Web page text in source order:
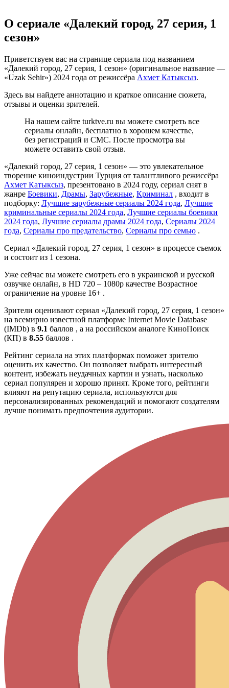
О сериале «Далекий город, 27 серия, 1
сезон»
Приветствуем вас на странице сериала под названием
«Далекий город, 27 серия, 1 сезон» (оригинальное название —
«Uzak Sehir») 2024 года от режиссёра Ахмет Катыксыз.
Здесь вы найдете аннотацию и краткое описание сюжета,
отзывы и оценки зрителей.
На нашем сайте turktve.ru вы можете смотреть все
сериалы онлайн, бесплатно в хорошем качестве,
без регистраций и СМС. После просмотра вы
можете оставить свой отзыв.
«Далекий город, 27 серия, 1 сезон» — это увлекательное
творение киноиндустрии Турция от талантливого режиссёра
Ахмет Катыксыз, презентовано в 2024 году, сериал снят в
жанре Боевики, Драмы, Зарубежные, Криминал , входит в
подборку: Лучшие зарубежные сериалы 2024 года, Лучшие
криминальные сериалы 2024 года, Лучшие сериалы боевики
2024 года, Лучшие сериалы драмы 2024 года, Сериалы 2024
года, Сериалы про предательство, Сериалы про семью .
Сериал «Далекий город, 27 серия, 1 сезон» в процессе съемок
и состоит из 1 сезона.
Уже сейчас вы можете смотреть его в украинской и русской
озвучке онлайн, в HD 720 – 1080p качестве Возрастное
ограничение на уровне 16+ .
Зрители оценивают сериал «Далекий город, 27 серия, 1 сезон»
на всемирно известной платформе Internet Movie Database
(IMDb) в 9.1 баллов , а на российском аналоге КиноПоиск
(КП) в 8.55 баллов .
Рейтинг сериала на этих платформах поможет зрителю
оценить их качество. Он позволяет выбрать интересный
контент, избежать неудачных картин и узнать, насколько
сериал популярен и хорошо принят. Кроме того, рейтинги
влияют на репутацию сериала, используются для
персонализированных рекомендаций и помогают создателям
лучше понимать предпочтения аудитории.